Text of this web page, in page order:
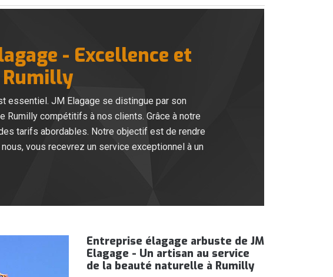
- Excellence et
Rumilly
essentiel. JM Elagage se distingue par son
compétitifs à nos clients. Grâce à notre
tarifs abordables. Notre objectif est de rendre
vous recevrez un service exceptionnel à un
Entreprise élagage arbuste de JM
Elagage - Un artisan au service
de la beauté naturelle à Rumilly